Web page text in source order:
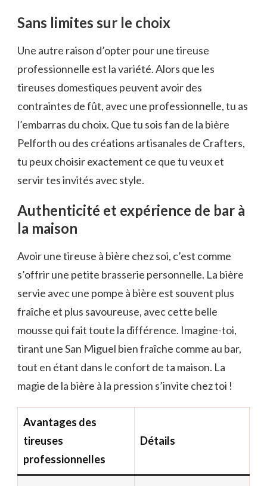
Sans limites sur le choix
Une autre raison d’opter pour une tireuse
professionnelle est la variété. Alors que les
tireuses domestiques peuvent avoir des
contraintes de fût, avec une professionnelle, tu as
l’embarras du choix. Que tu sois fan de la bière
Pelforth ou des créations artisanales de Crafters,
tu peux choisir exactement ce que tu veux et
servir tes invités avec style.
Authenticité et expérience de bar à
la maison
Avoir une tireuse à bière chez soi, c’est comme
s’offrir une petite brasserie personnelle. La bière
servie avec une pompe à bière est souvent plus
fraîche et plus savoureuse, avec cette belle
mousse qui fait toute la différence. Imagine-toi,
tirant une San Miguel bien fraîche comme au bar,
tout en étant dans le confort de ta maison. La
magie de la bière à la pression s’invite chez toi !
Avantages des
tireuses
professionnelles
Détails